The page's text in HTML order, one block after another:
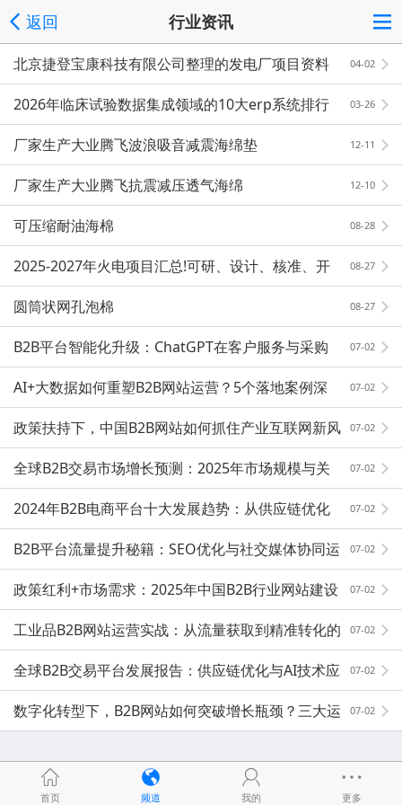
返回 行业资讯
04-02
北京捷登宝康科技有限公司整理的发电厂项目资料
准确率高
03-26
2026年临床试验数据集成领域的10大erp系统排行
12-11
厂家生产大业腾飞波浪吸音减震海绵垫
12-10
厂家生产大业腾飞抗震减压透气海绵
08-28
可压缩耐油海棉
08-27
2025-2027年火电项目汇总!可研、设计、核准、开
工等
08-27
圆筒状网孔泡棉
07-02
B2B平台智能化升级：ChatGPT在客户服务与采购
匹配中的应用
07-02
AI+大数据如何重塑B2B网站运营？5个落地案例深
度解析
07-02
政策扶持下，中国B2B网站如何抓住产业互联网新风
口？
07-02
全球B2B交易市场增长预测：2025年市场规模与关
键机遇分析
07-02
2024年B2B电商平台十大发展趋势：从供应链优化
到AI赋能
07-02
B2B平台流量提升秘籍：SEO优化与社交媒体协同运
营案例
07-02
政策红利+市场需求：2025年中国B2B行业网站建设
指南
07-02
工业品B2B网站运营实战：从流量获取到精准转化的
方法论
07-02
全球B2B交易平台发展报告：供应链优化与AI技术应
用新机遇
07-02
数字化转型下，B2B网站如何突破增长瓶颈？三大运
首页 频道 我的 更多